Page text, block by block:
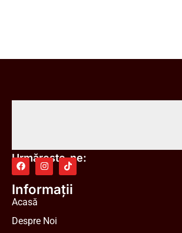
Urmărește-ne:
Informații
Acasă
Despre Noi